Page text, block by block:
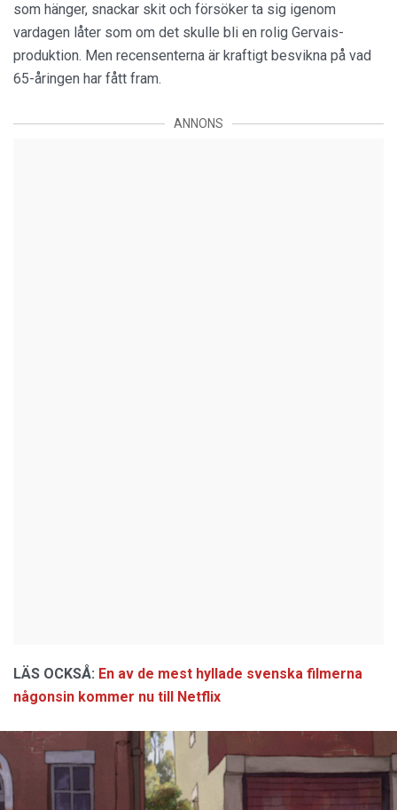
som hänger, snackar skit och försöker ta sig igenom
vardagen låter som om det skulle bli en rolig Gervais-
produktion. Men recensenterna är kraftigt besvikna på vad
65-åringen har fått fram.
ANNONS
LÄS OCKSÅ: En av de mest hyllade svenska filmerna
någonsin kommer nu till Netflix